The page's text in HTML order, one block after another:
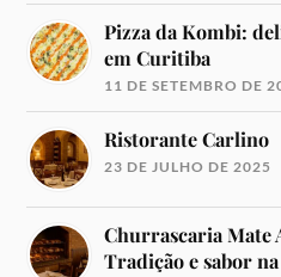
Pizza da Kombi:
em Curitiba
11 DE SETEMBRO DE
Ristorante Carlino
23 DE JULHO DE 2025
Churrascaria Mate
Tradição e sabor